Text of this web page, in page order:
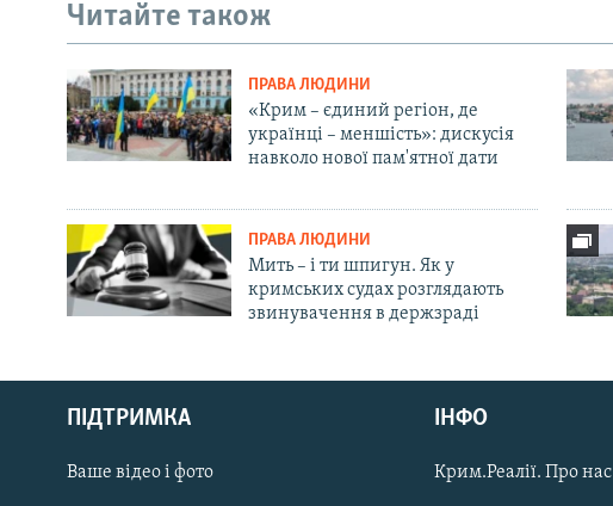
Русский
Qırımtatar
ДОЛУЧАЙСЯ!
Читайте також
ПРАВА ЛЮДИНИ
«Крим – єдиний регіон, де
українці – меншість»: дискусія
навколо нової пам'ятної дати
ПРАВА ЛЮДИНИ
Мить – і ти шпигун. Як у
кримських судах розглядають
звинувачення в держзраді
ПІДТРИМКА
Ваше відео і фото
ІНФО
Крим.Реалії. Про нас